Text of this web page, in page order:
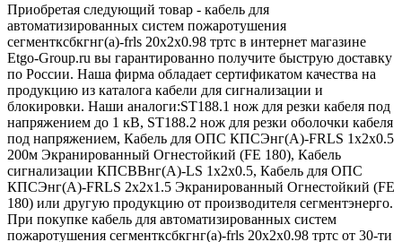
Приобретая следующий товар - кабель для
автоматизированных систем пожаротушения
сегментксбкгнг(а)-frls 20х2х0.98 тртс в интернет магазине
Etgo-Group.ru вы гарантированно получите быструю доставку
по России. Наша фирма обладает сертификатом качества на
продукцию из каталога кабели для сигнализации и
блокировки. Наши аналоги:ST188.1 нож для резки кабеля под
напряжением до 1 кВ, ST188.2 нож для резки оболочки кабеля
под напряжением, Кабель для ОПС КПСЭнг(А)-FRLS 1х2х0.5
200м Экранированный Огнестойкий (FE 180), Кабель
сигнализации КПСВВнг(А)-LS 1х2х0.5, Кабель для ОПС
КПСЭнг(А)-FRLS 2х2х1.5 Экранированный Огнестойкий (FE
180) или другую продукцию от производителя сегментэнерго.
При покупке кабель для автоматизированных систем
пожаротушения сегментксбкгнг(а)-frls 20х2х0.98 тртс от 30-ти